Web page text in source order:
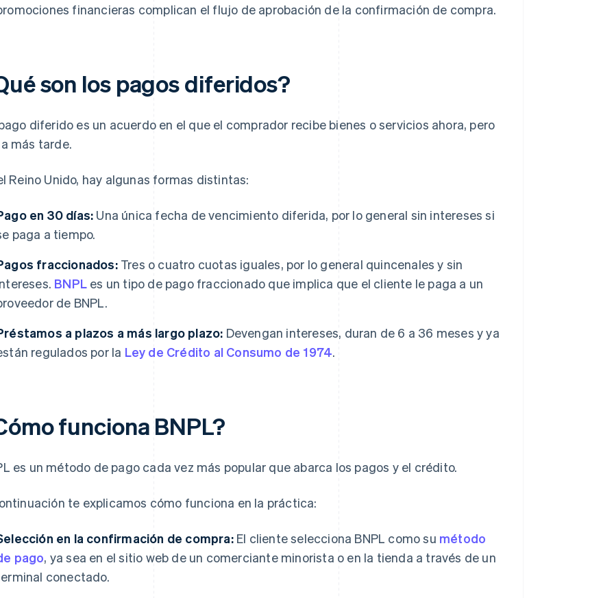
financieras complican el flujo de aprobación de la confirmación de compra.
son los pagos diferidos?
diferido es un acuerdo en el que el comprador recibe bienes o servicios ahora, pero
más tarde.
Reino Unido, hay algunas formas distintas:
en 30 días: Una única fecha de vencimiento diferida, por lo general sin intereses si
paga a tiempo.
fraccionados:Tres o cuatro cuotas iguales, por lo general quincenales y sin
BNPL es un tipo de pago fraccionado que implica que el cliente le paga a un
de BNPL.
a plazos a más largo plazo: Devengan intereses, duran de 6 a 36 meses y ya
regulados por la Ley de Crédito al Consumo de 1974.
funciona BNPL?
es un método de pago cada vez más popular que abarca los pagos y el crédito.
te explicamos cómo funciona en la práctica:
en la confirmación de compra:El cliente selecciona BNPL como su método
pago, ya sea en el sitio web de un comerciante minorista o en la tienda a través de un
conectado.